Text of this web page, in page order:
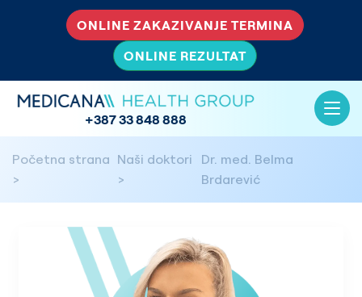
ONLINE ZAKAZIVANJE TERMINA
ONLINE REZULTAT
+387 33 848 888
Početna strana Naši doktori
Dr. med. Belma
Brdarević